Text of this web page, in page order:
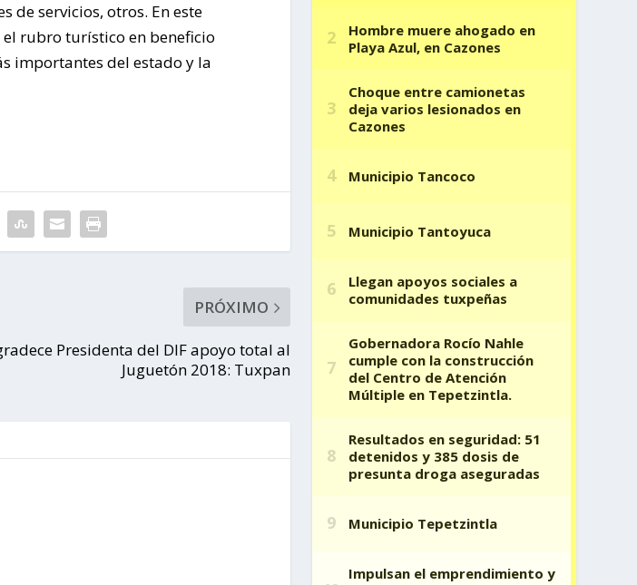
de servicios, otros. En este
rubro turístico en beneficio
importantes del estado y la
PRÓXIMO
Presidenta del DIF apoyo total al
Juguetón 2018: Tuxpan